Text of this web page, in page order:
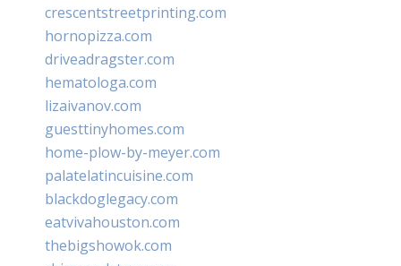
crescentstreetprinting.com
hornopizza.com
driveadragster.com
hematologa.com
lizaivanov.com
guesttinyhomes.com
home-plow-by-meyer.com
palatelatincuisine.com
blackdoglegacy.com
eatvivahouston.com
thebigshowok.com